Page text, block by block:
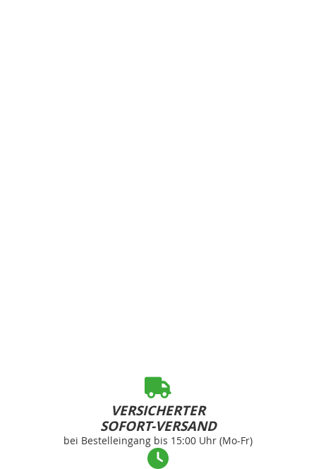
VERSICHERTER
SOFORT-VERSAND
bei Bestelleingang bis 15:00 Uhr (Mo-Fr)